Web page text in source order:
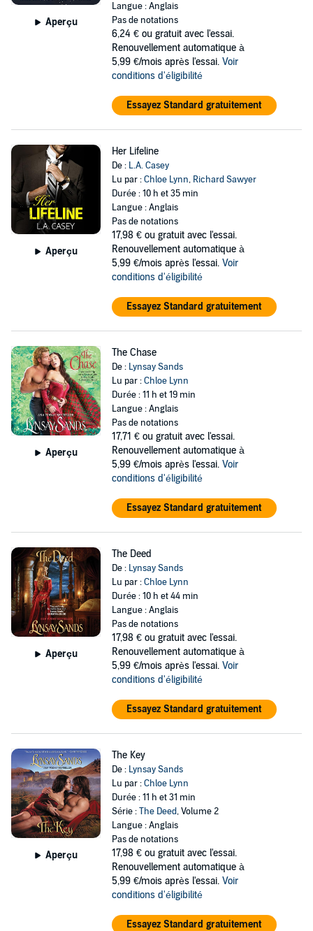
Aperçu
Langue : Anglais
Pas de notations
6,24 € ou gratuit avec l'essai.
Renouvellement automatique à
5,99 €/mois après l'essai. Voir
conditions d'éligibilité
Essayez Standard gratuitement
Aperçu
Her Lifeline
De : L.A. Casey
Lu par :Chloe Lynn, Richard Sawyer
Durée : 10 h et 35 min
Langue : Anglais
Pas de notations
17,98 € ou gratuit avec l'essai.
Renouvellement automatique à
5,99 €/mois après l'essai. Voir
conditions d'éligibilité
Essayez Standard gratuitement
Aperçu
The Chase
De : Lynsay Sands
Lu par :Chloe Lynn
Durée : 11 h et 19 min
Langue : Anglais
Pas de notations
17,71 € ou gratuit avec l'essai.
Renouvellement automatique à
5,99 €/mois après l'essai. Voir
conditions d'éligibilité
Essayez Standard gratuitement
Aperçu
The Deed
De : Lynsay Sands
Lu par :Chloe Lynn
Durée : 10 h et 44 min
Langue : Anglais
Pas de notations
17,98 € ou gratuit avec l'essai.
Renouvellement automatique à
5,99 €/mois après l'essai. Voir
conditions d'éligibilité
Essayez Standard gratuitement
Aperçu
The Key
De : Lynsay Sands
Lu par :Chloe Lynn
Durée : 11 h et 31 min
Série :The Deed, Volume 2
Langue : Anglais
Pas de notations
17,98 € ou gratuit avec l'essai.
Renouvellement automatique à
5,99 €/mois après l'essai. Voir
conditions d'éligibilité
Essayez Standard gratuitement